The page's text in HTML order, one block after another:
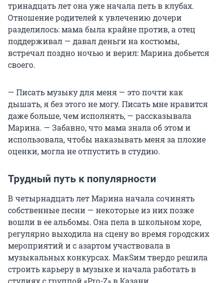
тринадцать лет она уже начала петь в клубах.
Отношение родителей к увлечению дочери
разделилось: мама была крайне против, а отец
поддерживал — давал деньги на костюмы,
встречал поздно ночью и верил: Марина добьется
своего.
— Писать музыку для меня — это почти как
дышать, я без этого не могу. Писать мне нравится
даже больше, чем исполнять, — рассказывала
Марина. — Забавно, что мама знала об этом и
использовала, чтобы наказывать меня за плохие
оценки, могла не отпустить в студию.
Трудный путь к популярности
В четырнадцать лет Марина начала сочинять
собственные песни — некоторые из них позже
вошли в ее альбомы. Она пела в школьном хоре,
регулярно выходила на сцену во время городских
мероприятий и с азартом участвовала в
музыкальных конкурсах. МакSим твердо решила
строить карьеру в музыке и начала работать в